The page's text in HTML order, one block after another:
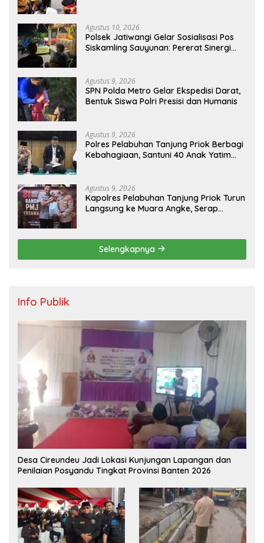
Agustus 10, 2026
Polsek Jatiwangi Gelar Sosialisasi Pos
Siskamling Sauyunan: Pererat Sinergi
Agustus 9, 2026
SPN Polda Metro Gelar Ekspedisi Darat,
Bentuk Siswa Polri Presisi dan Humanis
Agustus 9, 2026
Polres Pelabuhan Tanjung Priok Berbagi
Kebahagiaan, Santuni 40 Anak Yatim
Agustus 9, 2026
Kapolres Pelabuhan Tanjung Priok Turun
Langsung ke Muara Angke, Serap
Selengkapnya
Info Publik
Desa Cireundeu Jadi Lokasi Kunjungan Lapangan dan
Penilaian Posyandu Tingkat Provinsi Banten 2026